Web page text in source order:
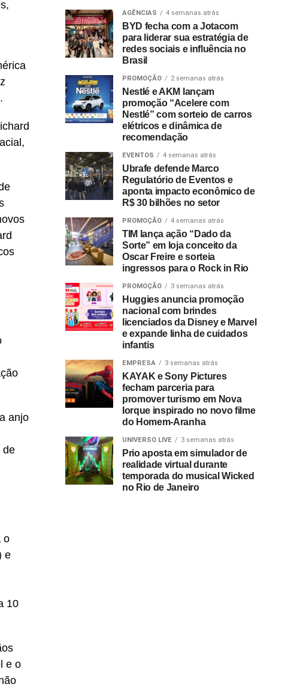
anjo
de
o
e
10
e o
AGÊNCIAS 4 semanas atrás
BYD fecha com a Jotacom
para liderar sua estratégia de
redes sociais e influência no
Brasil
PROMOÇÃO 2 semanas atrás
Nestlé e AKM lançam
promoção “Acelere com
Nestlé” com sorteio de carros
elétricos e dinâmica de
recomendação
EVENTOS 4 semanas atrás
Ubrafe defende Marco
Regulatório de Eventos e
aponta impacto econômico de
R$ 30 bilhões no setor
PROMOÇÃO 4 semanas atrás
TIM lança ação “Dado da
Sorte” em loja conceito da
Oscar Freire e sorteia
ingressos para o Rock in Rio
PROMOÇÃO 3 semanas atrás
Huggies anuncia promoção
nacional com brindes
licenciados da Disney e Marvel
e expande linha de cuidados
infantis
EMPRESA 3 semanas atrás
KAYAK e Sony Pictures
fecham parceria para
promover turismo em Nova
Iorque inspirado no novo filme
do Homem-Aranha
UNIVERSO LIVE 3 semanas atrás
Prio aposta em simulador de
realidade virtual durante
temporada do musical Wicked
no Rio de Janeiro